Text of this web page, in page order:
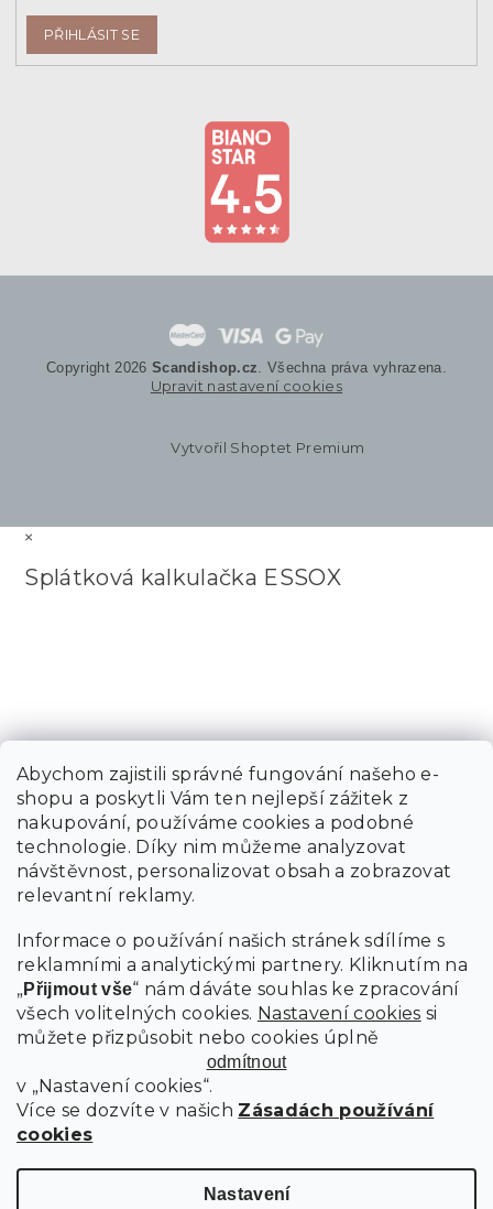
Abychom zajistili správné fungování našeho e-
shopu a poskytli Vám ten nejlepší zážitek z
nakupování, používáme cookies a podobné
technologie. Díky nim můžeme analyzovat
návštěvnost, personalizovat obsah a zobrazovat
relevantní reklamy.
Informace o používání našich stránek sdílíme s
reklamními a analytickými partnery. Kliknutím na
„Přijmout vše“ nám dáváte souhlas ke zpracování
všech volitelných cookies. Nastavení cookies si
můžete přizpůsobit nebo cookies úplně
odmítnout
v „Nastavení cookies“.
Více se dozvíte v našich Zásadách používání
cookies
Nastavení
PŘIHLÁSIT SE
Vytvořil Shoptet Premium
Copyright 2026 Scandishop.cz . Všechna práva vyhrazena.
Upravit nastavení cookies
×
Splátková kalkulačka ESSOX